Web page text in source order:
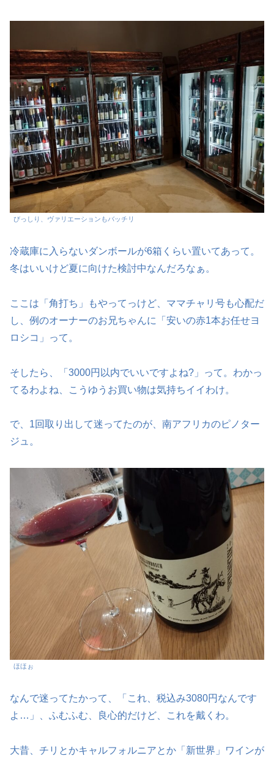
びっしり、ヴァリエーションもバッチリ
冷蔵庫に入らないダンボールが6箱くらい置いてあって。
冬はいいけど夏に向けた検討中なんだろなぁ。
ここは「角打ち」もやってっけど、ママチャリ号も心配だ
し、例のオーナーのお兄ちゃんに「安いの赤1本お任せヨ
ロシコ」って。
そしたら、「3000円以内でいいですよね?」って。わかっ
てるわよね、こうゆうお買い物は気持ちイイわけ。
で、1回取り出して迷ってたのが、南アフリカのピノター
ジュ。
ほほぉ
なんで迷ってたかって、「これ、税込み3080円なんです
よ…」、ふむふむ、良心的だけど、これを戴くわ。
大昔、チリとかキャルフォルニアとか「新世界」ワインが